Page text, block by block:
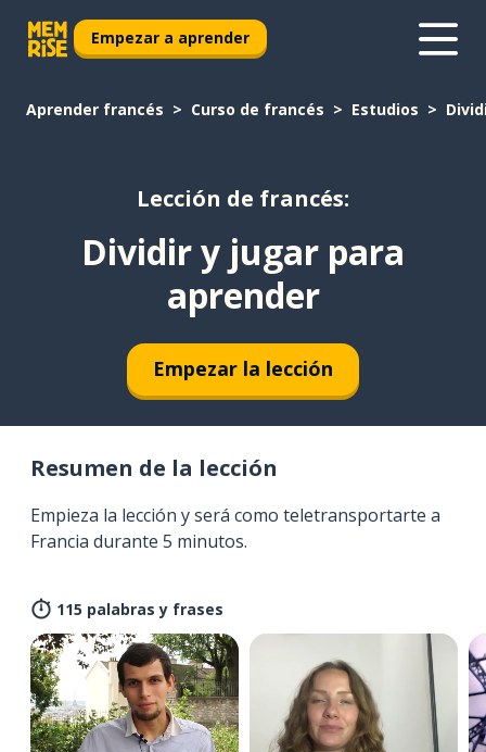
Empezar a aprender
Aprender francés Curso de francés Estudios
Lección de francés:
Dividir y jugar para
aprender
Empezar la lección
Resumen de la lección
Empieza la lección y será como teletransportarte a
Francia durante 5 minutos.
115 palabras y frases